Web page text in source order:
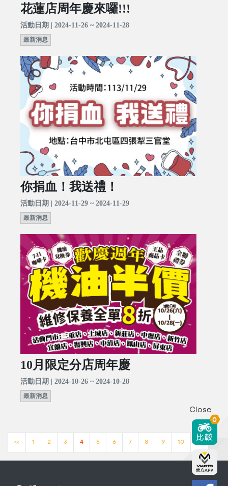
花蓮店周年慶來囉!!!
活動日期 | 2024-11-26 ~ 2024-11-28
最新消息
你捐血！我送禮！
活動日期 | 2024-11-29 ~ 2024-11-29
最新消息
10月限定分店周年慶
活動日期 | 2024-10-26 ~ 2024-10-28
最新消息
<< 1 2 3 4 5 6 7 8 9 10 >>
Close
0